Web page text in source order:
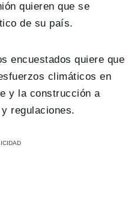
quieren que se
de su país.
encuestados quiere que
climáticos en
y la construcción a
regulaciones.